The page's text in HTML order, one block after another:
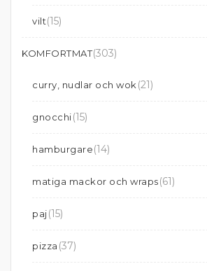
vilt(15)
KOMFORTMAT(303)
curry, nudlar och wok (21)
gnocchi(15)
hamburgare(14)
matiga mackor och wraps(61)
paj(15)
pizza (37)